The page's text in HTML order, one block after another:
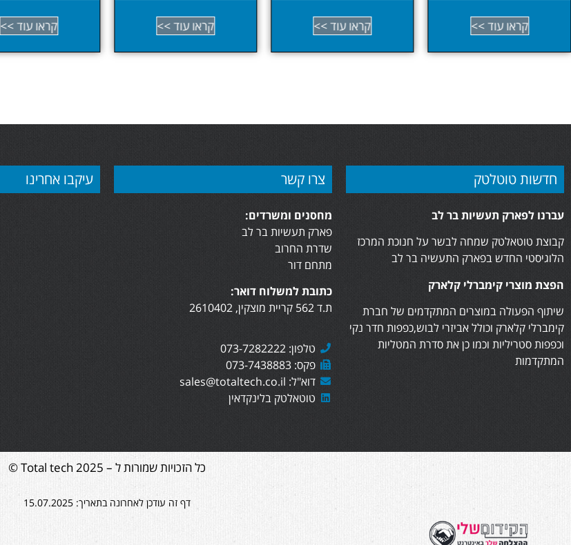
קראו עוד >> קראו עוד >> קראו עוד >> קראו עוד >>
חדשות טוטלטק
עברנו לפארק תעשיות בר לב
קבוצת טוטאלטק שמחה לבשר על חנוכת המרכז
הלוגיסטי החדש בפארק התעשיה בר לב
הפצת מוצרי קימברלי קלארק
שיתוף הפעולה במוצרים המתקדמים של חברת
קימברלי קלארק וכולל אביזרי לבוש,כפפות חדר נקי
וכפפות סטריליות וכמו כן את סדרת המטליות
המתקדמות
צרו קשר
מחסנים ומשרדים:
פארק תעשיות בר לב
שדרת החרוב
מתחם דור
כתובת למשלוח דואר:
ת.ד 562 קריית מוצקין, 2610402
טלפון: 073-7282222
פקס: 073-7438883
דוא"ל: sales@totaltech.co.il
טוטאלטק בלינקדאין
עיקבו אחרינו
כל הזכויות שמורות ל – Total tech 2025 ©
דף זה עודכן לאחרונה בתאריך: 15.07.2025